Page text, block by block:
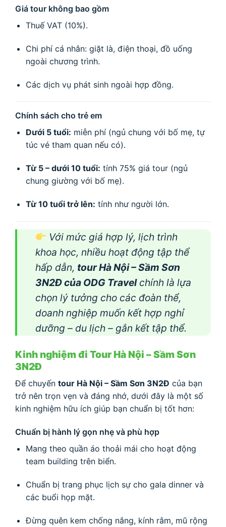
Giá tour không bao gồm
Thuế VAT (10%).
Chi phí cá nhân: giặt là, điện thoại, đồ uống
ngoài chương trình.
Các dịch vụ phát sinh ngoài hợp đồng.
Chính sách cho trẻ em
Dưới 5 tuổi: miễn phí (ngủ chung với bố mẹ, tự
túc vé tham quan nếu có).
Từ 5 – dưới 10 tuổi: tính 75% giá tour (ngủ
chung giường với bố mẹ).
Từ 10 tuổi trở lên: tính như người lớn.
Với mức giá hợp lý, lịch trình
khoa học, nhiều hoạt động tập thể
hấp dẫn, tour Hà Nội – Sầm Sơn
3N2Đ của ODG Travelchính là lựa
chọn lý tưởng cho các đoàn thể,
doanh nghiệp muốn kết hợp nghỉ
dưỡng – du lịch – gắn kết tập thể.
Kinh nghiệm đi Tour Hà Nội – Sầm Sơn
3N2Đ
Để chuyến tour Hà Nội – Sầm Sơn 3N2Đ của bạn
trở nên trọn vẹn và đáng nhớ, dưới đây là một số
kinh nghiệm hữu ích giúp bạn chuẩn bị tốt hơn:
Chuẩn bị hành lý gọn nhẹ và phù hợp
Mang theo quần áo thoải mái cho hoạt động
team building trên biển.
Chuẩn bị trang phục lịch sự cho gala dinner và
các buổi họp mặt.
Đừng quên kem chống nắng, kính râm, mũ rộng